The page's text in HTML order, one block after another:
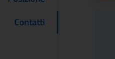
Contatti
Bosch e un altro